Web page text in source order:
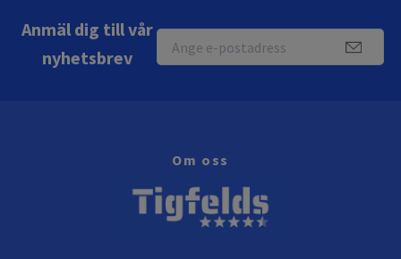
Anmäl dig till vår
nyhetsbrev
Om oss